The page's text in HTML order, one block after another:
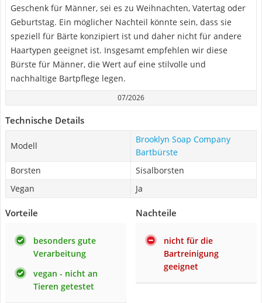
Geschenk für Männer, sei es zu Weihnachten, Vatertag oder
Geburtstag. Ein möglicher Nachteil könnte sein, dass sie
speziell für Bärte konzipiert ist und daher nicht für andere
Haartypen geeignet ist. Insgesamt empfehlen wir diese
Bürste für Männer, die Wert auf eine stilvolle und
nachhaltige Bartpflege legen.
07/2026
Technische Details
Modell
Brooklyn Soap Company
Bartbürste
Borsten
Sisalborsten
Vegan
Ja
Vorteile
besonders gute
Verarbeitung
vegan - nicht an
Tieren getestet
Nachteile
nicht für die
Bartreinigung
geeignet